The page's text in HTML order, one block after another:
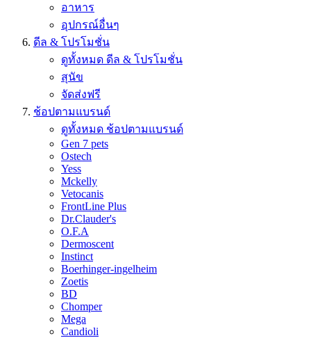
อาหาร
อุปกรณ์อื่นๆ
ดีล & โปรโมชั่น
ดูทั้งหมด ดีล & โปรโมชั่น
สุนัข
จัดส่งฟรี
ช้อปตามแบรนด์
ดูทั้งหมด ช้อปตามแบรนด์
Gen 7 pets
Ostech
Yess
Mckelly
Vetocanis
FrontLine Plus
Dr.Clauder's
O.F.A
Dermoscent
Instinct
Boerhinger-ingelheim
Zoetis
BD
Chomper
Mega
Candioli